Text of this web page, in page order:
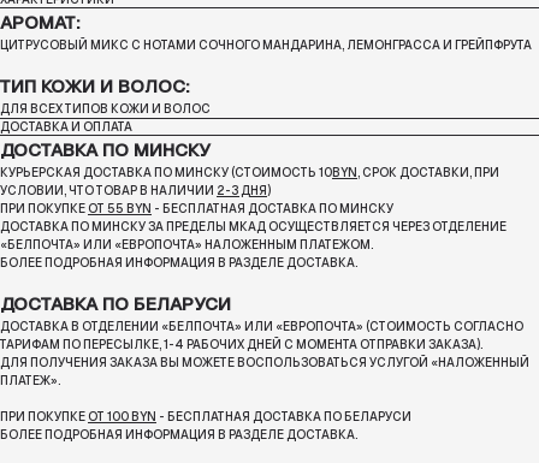
АРОМАТ:
ЦИТРУСОВЫЙ МИКС С НОТАМИ СОЧНОГО МАНДАРИНА, ЛЕМОНГРАССА И ГРЕЙПФРУТА
ТИП КОЖИ И ВОЛОС:
ДЛЯ ВСЕХ ТИПОВ КОЖИ И ВОЛОС
ДОСТАВКА И ОПЛАТА
ДОСТАВКА ПО МИНСКУ
КУРЬЕРСКАЯ ДОСТАВКА ПО МИНСКУ (СТОИМОСТЬ 10BYN, СРОК ДОСТАВКИ, ПРИ
УСЛОВИИ, ЧТО ТОВАР В НАЛИЧИИ 2-3 ДНЯ )
ПРИ ПОКУПКЕ ОТ 55 BYN - БЕСПЛАТНАЯ ДОСТАВКА ПО МИНСКУ
ДОСТАВКА ПО МИНСКУ ЗА ПРЕДЕЛЫ МКАД ОСУЩЕСТВЛЯЕТСЯ ЧЕРЕЗ ОТДЕЛЕНИЕ
«БЕЛПОЧТА» ИЛИ «ЕВРОПОЧТА» НАЛОЖЕННЫМ ПЛАТЕЖОМ.
БОЛЕЕ ПОДРОБНАЯ ИНФОРМАЦИЯ В РАЗДЕЛЕ ДОСТАВКА.
ДОСТАВКА ПО БЕЛАРУСИ
ДОСТАВКА В ОТДЕЛЕНИИ «БЕЛПОЧТА» ИЛИ «ЕВРОПОЧТА» (СТОИМОСТЬ СОГЛАСНО
ТАРИФАМ ПО ПЕРЕСЫЛКЕ, 1-4 РАБОЧИХ ДНЕЙ С МОМЕНТА ОТПРАВКИ ЗАКАЗА).
ДЛЯ ПОЛУЧЕНИЯ ЗАКАЗА ВЫ МОЖЕТЕ ВОСПОЛЬЗОВАТЬСЯ УСЛУГОЙ «НАЛОЖЕННЫЙ
ПЛАТЕЖ».
ПРИ ПОКУПКЕ ОТ 100 BYN - БЕСПЛАТНАЯ ДОСТАВКА ПО БЕЛАРУСИ
БОЛЕЕ ПОДРОБНАЯ ИНФОРМАЦИЯ В РАЗДЕЛЕ ДОСТАВКА.